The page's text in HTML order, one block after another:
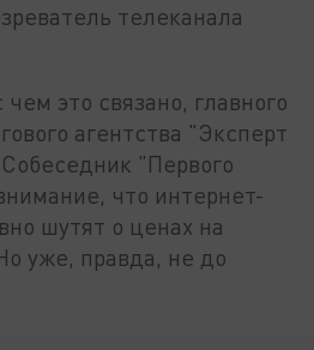
телеканала
это связано, главного
агентства "Эксперт
"Первого
что интернет-
шутят о ценах на
уже, правда, не до